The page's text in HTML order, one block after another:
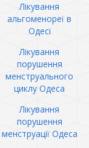
Лікування
альгоменореї в
Одесі
Лікування
порушення
менструального
циклу Одеса
Лікування
порушення
менструації Одеса